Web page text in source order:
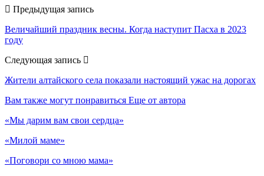
Предыдущая запись
Величайший праздник весны. Когда наступит Пасха в 2023
году
Следующая запись
Жители алтайского села показали настоящий ужас на дорогах
Вам также могут понравиться Еще от автора
«Мы дарим вам свои сердца»
«Милой маме»
«Поговори со мною мама»